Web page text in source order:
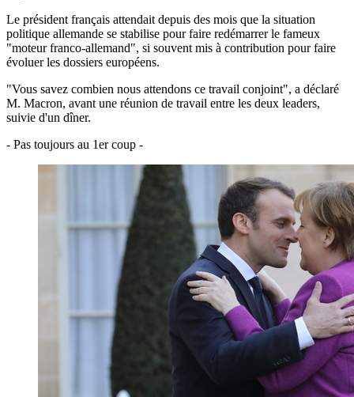
Le président français attendait depuis des mois que la situation
politique allemande se stabilise pour faire redémarrer le fameux
"moteur franco-allemand", si souvent mis à contribution pour faire
évoluer les dossiers européens.
"Vous savez combien nous attendons ce travail conjoint", a déclaré
M. Macron, avant une réunion de travail entre les deux leaders,
suivie d'un dîner.
- Pas toujours au 1er coup -